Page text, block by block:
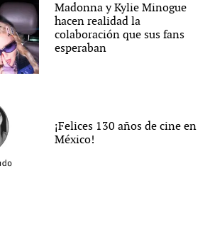
Madonna y Kylie Minogue
hacen realidad la
colaboración que sus fans
esperaban
¡Felices 130 años de cine en
México!